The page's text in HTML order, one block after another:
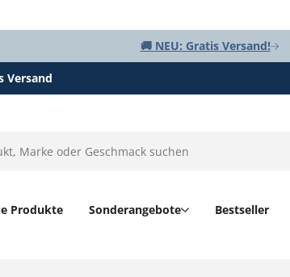
🚚 NEU: Gratis Versand!
Versand
Produkte Sonderangebote Bestseller